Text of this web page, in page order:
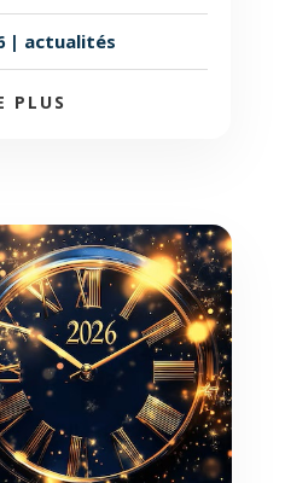
| actualités
PLUS